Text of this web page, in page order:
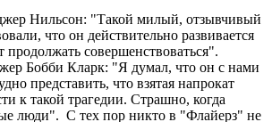
Нильсон: "Такой милый, отзывчивый
что он действительно развивается
продолжать совершенствоваться".
Бобби Кларк: "Я думал, что он с нами
представить, что взятая напрокат
к такой трагедии. Страшно, когда
люди". С тех пор никто в "Флайерз" не